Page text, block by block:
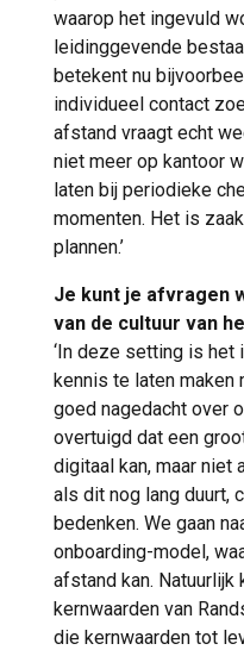
waarop het ingevuld
leidinggevende
betekent nu
individueel contact
afstand vraagt echt
niet meer op kantoor
laten bij periodieke
momenten. Het is
plannen.’
Je kunt je afvragen
van de cultuur van
‘In deze setting is het
kennis te laten maken
goed nagedacht over
overtuigd dat een
digitaal kan, maar niet
als dit nog lang duurt,
bedenken. We gaan
onboarding-model,
afstand kan. Natuurlijk
kernwaarden van
die kernwaarden tot